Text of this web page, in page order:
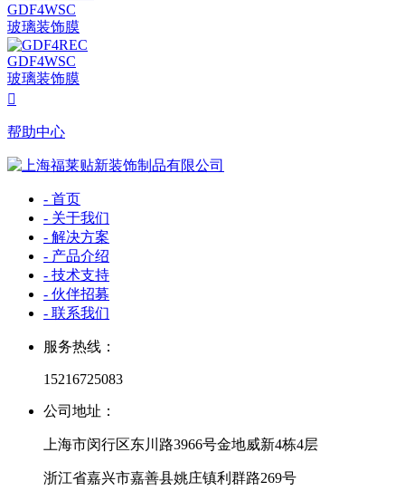
GDF4WSC
玻璃装饰膜
GDF4WSC
玻璃装饰膜

帮助中心
- 首页
- 关于我们
- 解决方案
- 产品介绍
- 技术支持
- 伙伴招募
- 联系我们
服务热线：
15216725083
公司地址：
上海市闵行区东川路3966号金地威新4栋4层
浙江省嘉兴市嘉善县姚庄镇利群路269号